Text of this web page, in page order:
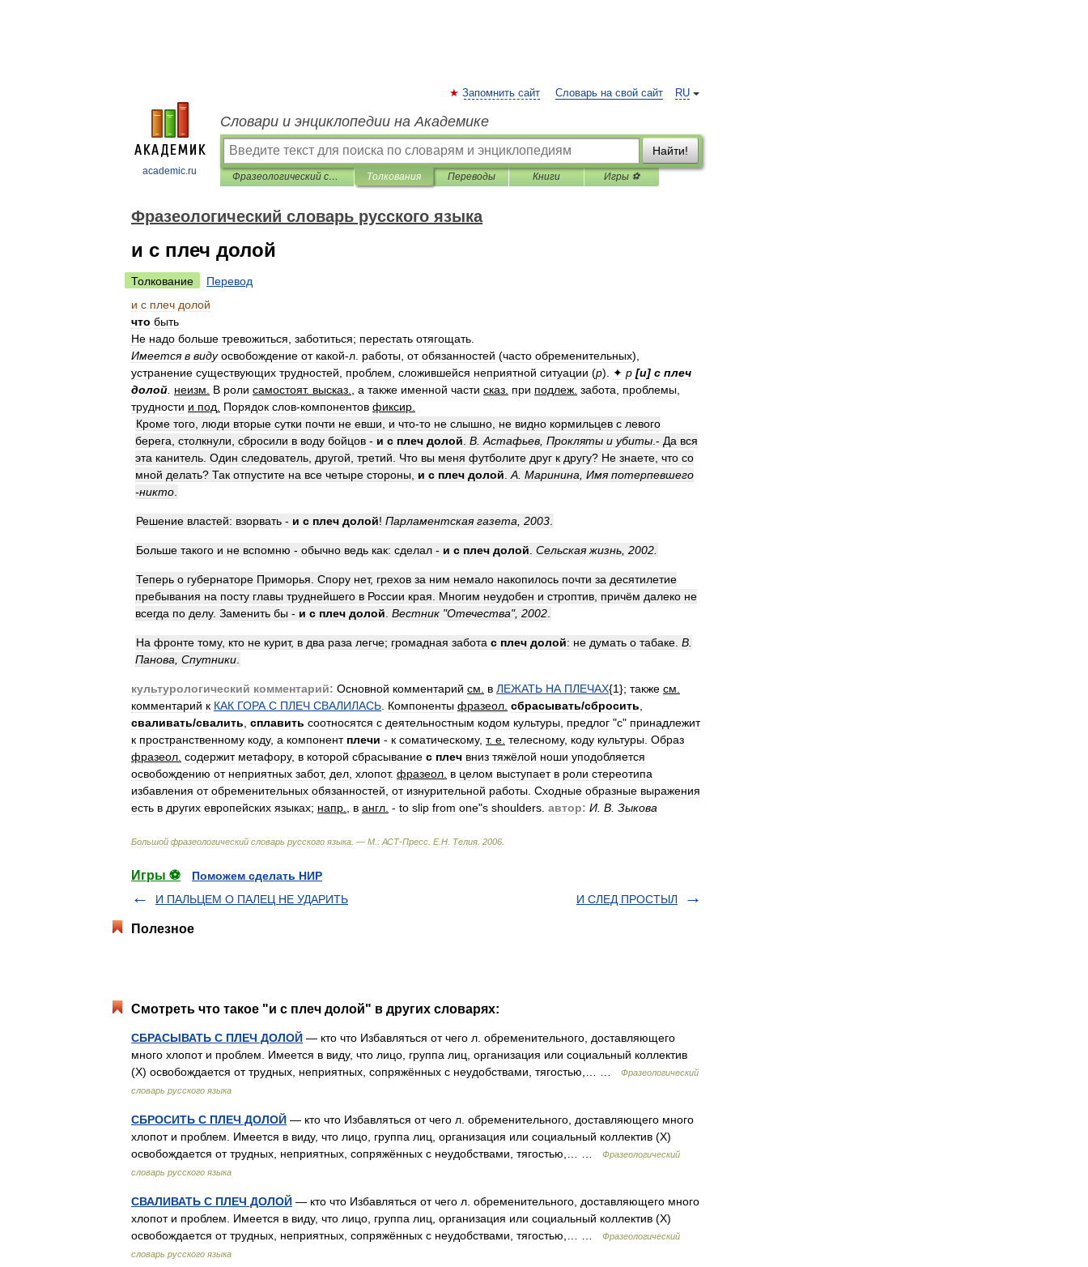
academic.ru
RU
Запомнить сайт Словарь на свой сайт
Словари и энциклопедии на Академике
Найти!
Фразеологический словарь русского языка Толкования Переводы Книги Игры ⚽
Фразеологический словарь русского языка
и с плеч долой
Толкование
Перевод
и с плеч долой
что быть
Не надо больше тревожиться заботиться; перестать отягощать
Имеется в виду освобождение от какой-л работы от обязанностей (часто обременительных),
устранение существующих трудностей проблем сложившейся неприятной ситуации (p). ✦ p [и] с плеч
долой неизм В роли самостоят. высказ а также именной части сказ при подлеж забота проблемы
трудности и под Порядок слов-компонентов фиксир
Кроме того люди вторые сутки почти не евши и что-то не слышно не видно кормильцев с левого
берега столкнули сбросили в воду бойцов - и с плеч долой В Астафьев Прокляты и убиты .- Да вся
эта канитель Один следователь другой третий Что вы меня футболите друг к другу? Не знаете что со
мной делать? Так отпустите на все четыре стороны и с плеч долой А Маринина Имя потерпевшего
-никто
Решение властей: взорвать - и с плеч долой! Парламентская газета 2003
Больше такого и не вспомню - обычно ведь как: сделал - и с плеч долой Сельская жизнь 2002
Теперь о губернаторе Приморья Спору нет, грехов за ним немало накопилось почти за десятилетие
пребывания на посту главы труднейшего в России края Многим неудобен и строптив причём далеко не
всегда по делу. Заменить бы - и с плеч долой Вестник "Отечества", 2002
На фронте тому, кто не курит, в два раза легче; громадная забота с плеч долой: не думать о табаке В
Панова Спутники
культурологический комментарий: Основной комментарий см в ЛЕЖАТЬ НА ПЛЕЧАХ{1}; также см
комментарий к КАК ГОРА С ПЛЕЧ СВАЛИЛАСЬ Компоненты фразеол сбрасывать/сбросить
сваливать/свалить сплавить соотносятся с деятельностным кодом культуры предлог "с" принадлежит
к пространственному коду, а компонент плечи - к соматическому, т. е телесному, коду культуры Образ
фразеол содержит метафору, в которой сбрасывание с плеч вниз тяжёлой ноши уподобляется
освобождению от неприятных забот, дел хлопот. фразеол в целом выступает в роли стереотипа
избавления от обременительных обязанностей от изнурительной работы Сходные образные выражения
есть в других европейских языках; напр в англ - to slip from one"s shoulders автор: И В Зыкова
Большой фразеологический словарь русского языка . — М : АСТ-Пресс Е.Н Телия 2006
Игры ⚽
Поможем сделать НИР
И ПАЛЬЦЕМ О ПАЛЕЦ НЕ УДАРИТЬ
И СЛЕД ПРОСТЫЛ
Полезное
Смотреть что такое "и с плеч долой" в других словарях:
СБРАСЫВАТЬ С ПЛЕЧ ДОЛОЙ — кто что Избавляться от чего л. обременительного, доставляющего
много хлопот и проблем. Имеется в виду, что лицо, группа лиц, организация или социальный коллектив
(X) освобождается от трудных, неприятных, сопряжённых с неудобствами, тягостью,… …
Фразеологический
словарь русского языка
СБРОСИТЬ С ПЛЕЧ ДОЛОЙ — кто что Избавляться от чего л. обременительного, доставляющего много
хлопот и проблем. Имеется в виду, что лицо, группа лиц, организация или социальный коллектив (X)
освобождается от трудных, неприятных, сопряжённых с неудобствами, тягостью,… …
Фразеологический
словарь русского языка
СВАЛИВАТЬ С ПЛЕЧ ДОЛОЙ — кто что Избавляться от чего л. обременительного, доставляющего много
хлопот и проблем. Имеется в виду, что лицо, группа лиц, организация или социальный коллектив (X)
освобождается от трудных, неприятных, сопряжённых с неудобствами, тягостью,… …
Фразеологический
словарь русского языка